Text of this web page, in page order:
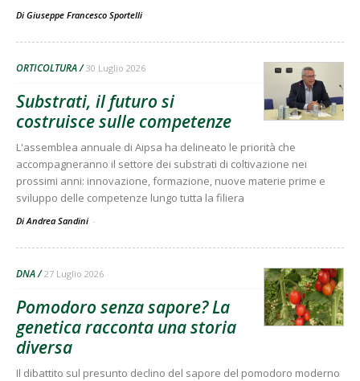
Di Giuseppe Francesco Sportelli
ORTICOLTURA 30 Luglio 2026
Substrati, il futuro si
costruisce sulle competenze
L'assemblea annuale di Aipsa ha delineato le priorità che
accompagneranno il settore dei substrati di coltivazione nei
prossimi anni: innovazione, formazione, nuove materie prime e
sviluppo delle competenze lungo tutta la filiera
Di Andrea Sandini -
DNA 27 Luglio 2026
Pomodoro senza sapore? La
genetica racconta una storia
diversa
Il dibattito sul presunto declino del sapore del pomodoro moderno